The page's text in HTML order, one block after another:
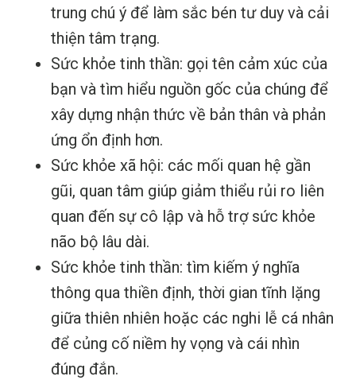
trung chú ý để làm sắc bén tư duy và cải
thiện tâm trạng.
Sức khỏe tinh thần: gọi tên cảm xúc của
bạn và tìm hiểu nguồn gốc của chúng để
xây dựng nhận thức về bản thân và phản
ứng ổn định hơn.
Sức khỏe xã hội: các mối quan hệ gần
gũi, quan tâm giúp giảm thiểu rủi ro liên
quan đến sự cô lập và hỗ trợ sức khỏe
não bộ lâu dài.
Sức khỏe tinh thần: tìm kiếm ý nghĩa
thông qua thiền định, thời gian tĩnh lặng
giữa thiên nhiên hoặc các nghi lễ cá nhân
để củng cố niềm hy vọng và cái nhìn
đúng đắn.